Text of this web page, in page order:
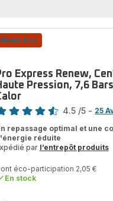
Mode Eco
Express Renew,
Pression, 7,6
4.5 /5 - 25
repassage optimal et une
réduite
par l’entrepôt produits
éco-participation 2,05 €
En stock